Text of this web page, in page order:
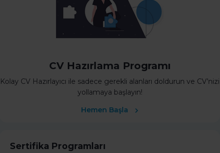
CV Hazırlama Programı
Kolay CV Hazırlayıcı ile sadece gerekli alanları doldurun ve CV’nizi
yollamaya başlayın!
Hemen Başla
Sertifika Programları